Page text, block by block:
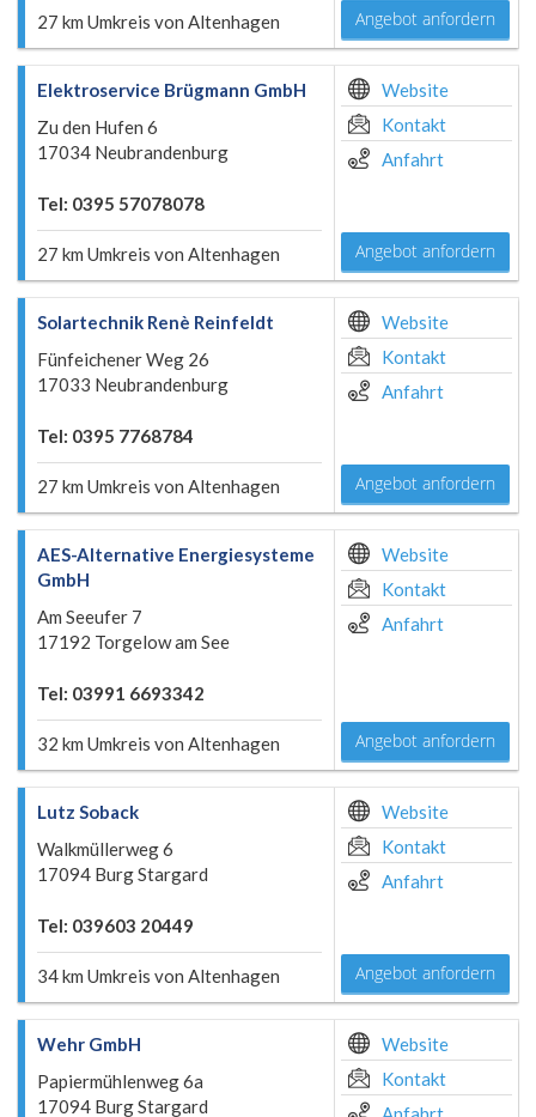
27 km Umkreis von Altenhagen Angebot anfordern
Elektroservice Brügmann GmbH
Zu den Hufen 6
17034 Neubrandenburg
Tel: 0395 57078078
27 km Umkreis von Altenhagen
Website
Kontakt
Anfahrt
Angebot anfordern
Solartechnik Renè Reinfeldt
Fünfeichener Weg 26
17033 Neubrandenburg
Tel: 0395 7768784
27 km Umkreis von Altenhagen
Website
Kontakt
Anfahrt
Angebot anfordern
AES-Alternative Energiesysteme
GmbH
Am Seeufer 7
17192 Torgelow am See
Tel: 03991 6693342
32 km Umkreis von Altenhagen
Website
Kontakt
Anfahrt
Angebot anfordern
Lutz Soback
Walkmüllerweg 6
17094 Burg Stargard
Tel: 039603 20449
34 km Umkreis von Altenhagen
Website
Kontakt
Anfahrt
Angebot anfordern
Wehr GmbH
Papiermühlenweg 6a
17094 Burg Stargard
Website
Kontakt